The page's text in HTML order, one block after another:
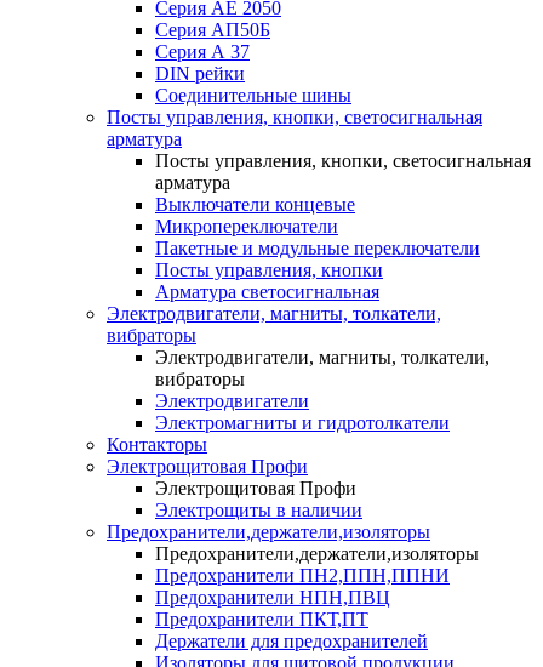
Серия АЕ 2050
Серия АП50Б
Серия А 37
DIN рейки
Соединительные шины
Посты управления, кнопки, светосигнальная
арматура
Посты управления, кнопки, светосигнальная
арматура
Выключатели концевые
Микропереключатели
Пакетные и модульные переключатели
Посты управления, кнопки
Арматура светосигнальная
Электродвигатели, магниты, толкатели,
вибраторы
Электродвигатели, магниты, толкатели,
вибраторы
Электродвигатели
Электромагниты и гидротолкатели
Контакторы
Электрощитовая Профи
Электрощитовая Профи
Электрощиты в наличии
Предохранители,держатели,изоляторы
Предохранители,держатели,изоляторы
Предохранители ПН2,ППН,ППНИ
Предохранители НПН,ПВЦ
Предохранители ПКТ,ПТ
Держатели для предохранителей
Изоляторы для щитовой продукции